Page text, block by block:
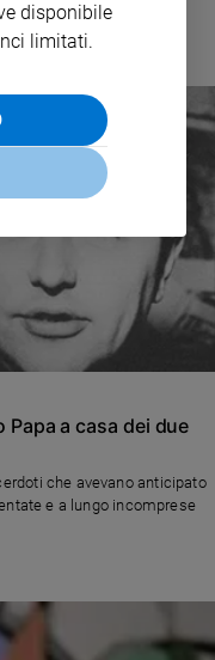
a casa dei due
che avevano anticipato
e a lungo incomprese
disponibile
limitati.